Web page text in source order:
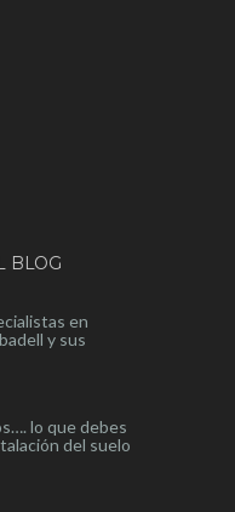
BLOG
en
y sus
lo que debes
del suelo